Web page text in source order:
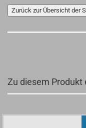
Zurück zur Übersicht der
Zu diesem